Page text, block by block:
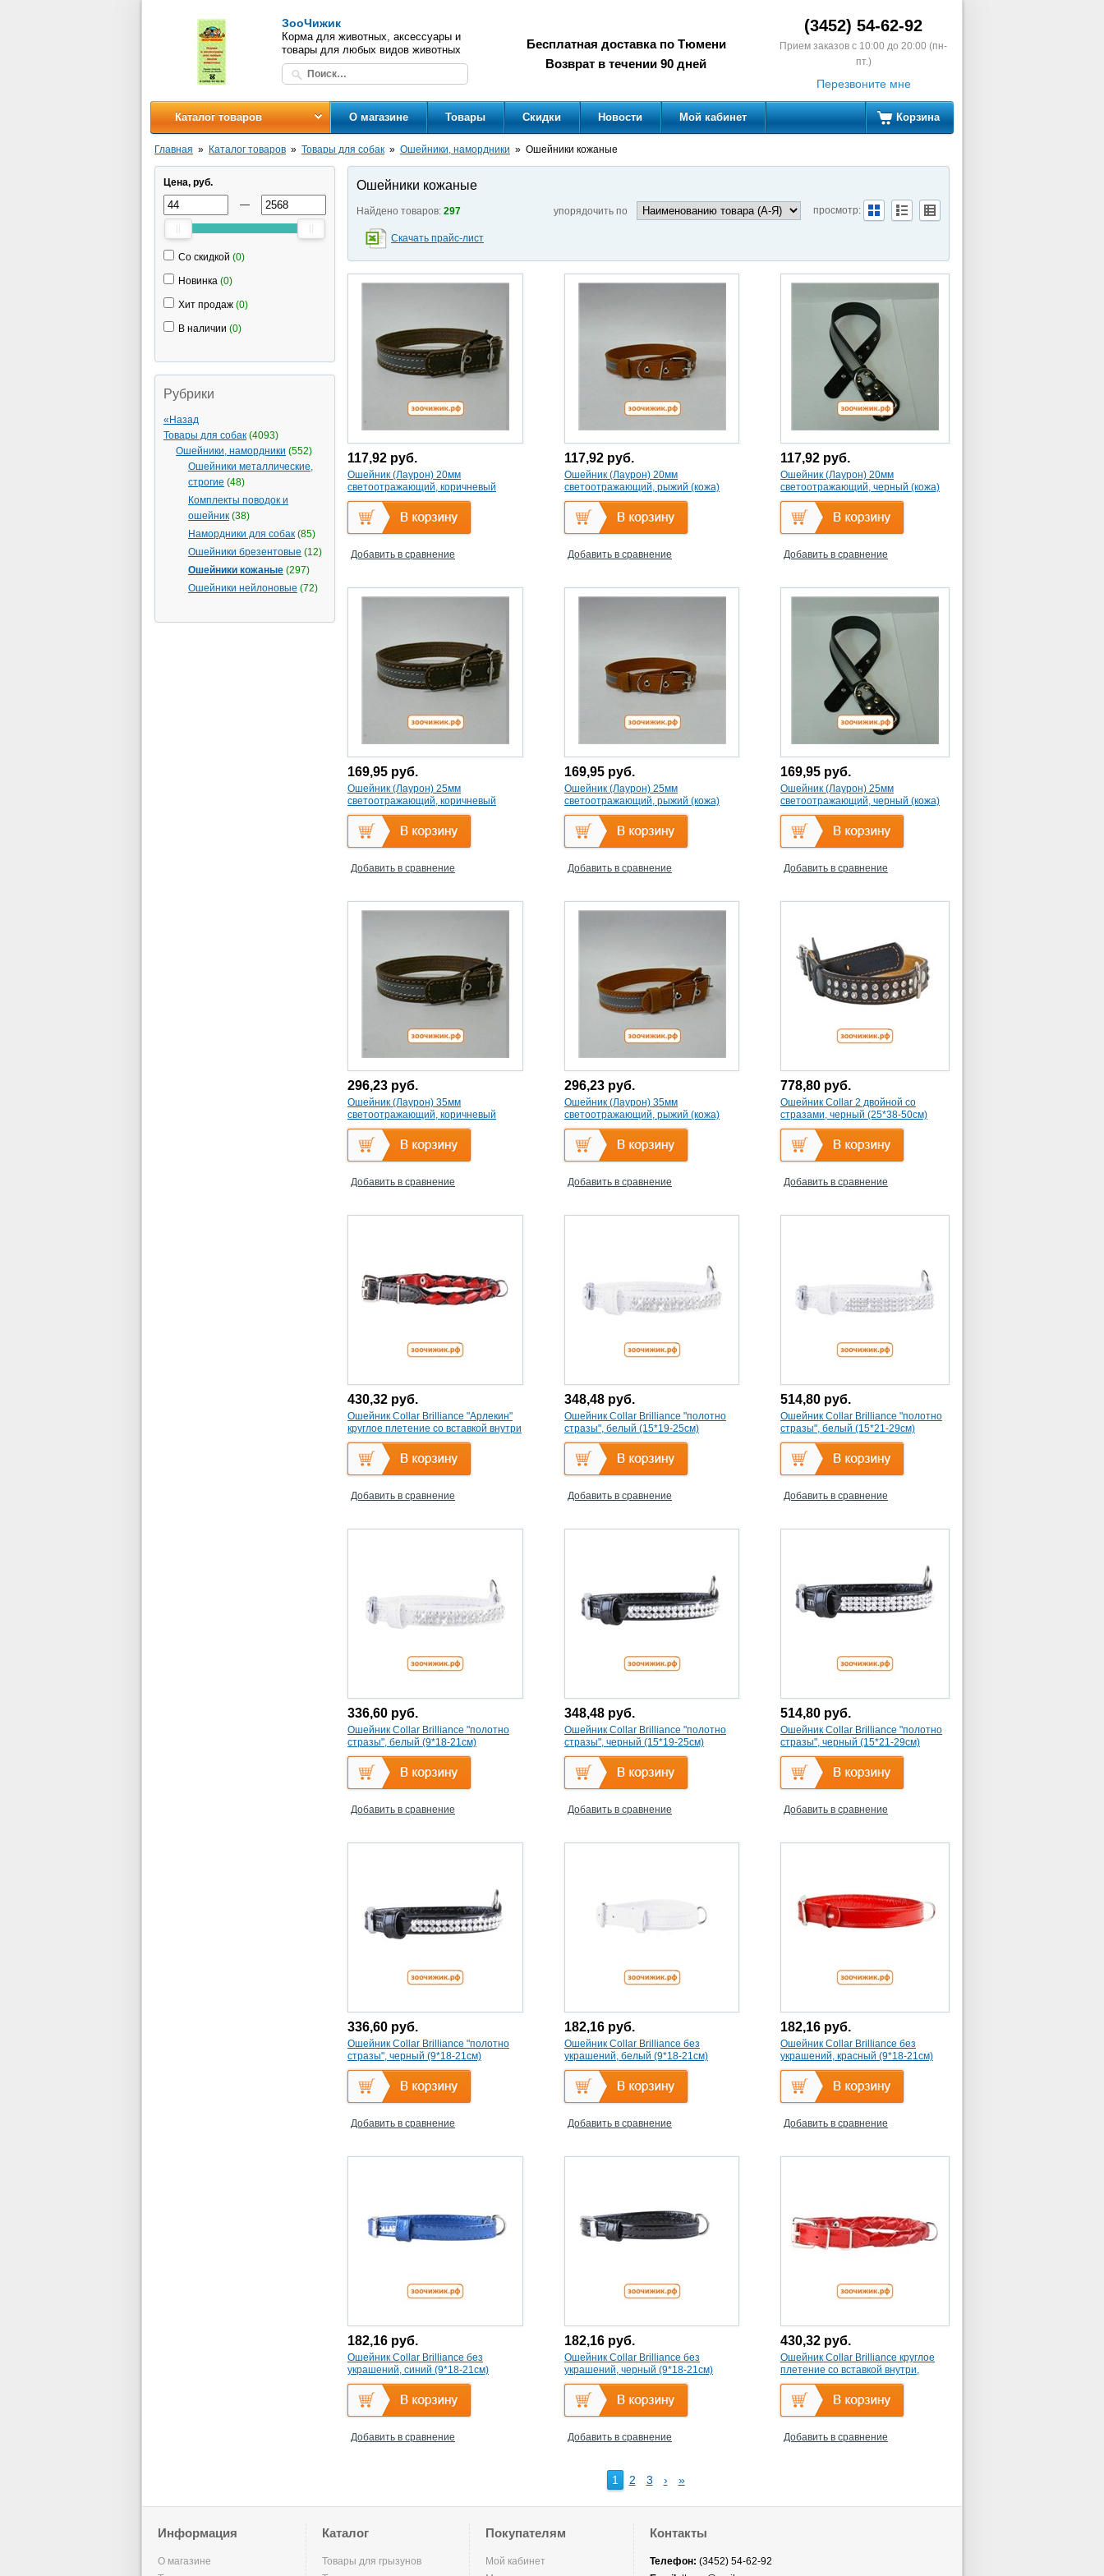
ЗооЧижик
Корма для животных, аксессуары и
товары для любых видов животных
Бесплатная доставка по Тюмени
Возврат в течении 90 дней
(3452) 54-62-92
Прием заказов с 10:00 до 20:00 (пн-
пт.)
Перезвоните мне
Каталог товаров Корзина
О магазине Товары Скидки Новости Мой кабинет
Главная Каталог товаров Товары для собак Ошейники, намордники Ошейники кожаные
Цена, руб.
—
Со скидкой (0)
Новинка (0)
Хит продаж (0)
В наличии (0)
Рубрики
«Назад
Товары для собак (4093)
Ошейники, намордники (552)
Ошейники металлические,
строгие (48)
Комплекты поводок и
ошейник (38)
Намордники для собак (85)
Ошейники брезентовые (12)
Ошейники кожаные (297)
Ошейники нейлоновые (72)
Ошейники кожаные
Найдено товаров: 297 упорядочить по просмотр:
Скачать прайс-лист
117,92 руб.
Ошейник (Лаурон) 20мм
светоотражающий, коричневый
(кожа) безразмерный
Добавить в сравнение
117,92 руб.
Ошейник (Лаурон) 20мм
светоотражающий, рыжий (кожа)
безразмерный
Добавить в сравнение
117,92 руб.
Ошейник (Лаурон) 20мм
светоотражающий, черный (кожа)
безразмерный
Добавить в сравнение
169,95 руб.
Ошейник (Лаурон) 25мм
светоотражающий, коричневый
(кожа) безразмерный
Добавить в сравнение
169,95 руб.
Ошейник (Лаурон) 25мм
светоотражающий, рыжий (кожа)
безразмерный
Добавить в сравнение
169,95 руб.
Ошейник (Лаурон) 25мм
светоотражающий, черный (кожа)
Добавить в сравнение
296,23 руб.
Ошейник (Лаурон) 35мм
светоотражающий, коричневый
(кожа)
Добавить в сравнение
296,23 руб.
Ошейник (Лаурон) 35мм
светоотражающий, рыжий (кожа)
Добавить в сравнение
778,80 руб.
Ошейник Collar 2 двойной со
стразами, черный (25*38-50см)
Добавить в сравнение
430,32 руб.
Ошейник Collar Brilliance "Арлекин"
круглое плетение со вставкой внутри
(14*30-38см)
Добавить в сравнение
348,48 руб.
Ошейник Collar Brilliance "полотно
стразы", белый (15*19-25см)
Добавить в сравнение
514,80 руб.
Ошейник Collar Brilliance "полотно
стразы", белый (15*21-29см)
Добавить в сравнение
336,60 руб.
Ошейник Collar Brilliance "полотно
стразы", белый (9*18-21см)
Добавить в сравнение
348,48 руб.
Ошейник Collar Brilliance "полотно
стразы", черный (15*19-25см)
Добавить в сравнение
514,80 руб.
Ошейник Collar Brilliance "полотно
стразы", черный (15*21-29см)
Добавить в сравнение
336,60 руб.
Ошейник Collar Brilliance "полотно
стразы", черный (9*18-21см)
Добавить в сравнение
182,16 руб.
Ошейник Collar Brilliance без
украшений, белый (9*18-21см)
Добавить в сравнение
182,16 руб.
Ошейник Collar Brilliance без
украшений, красный (9*18-21см)
Добавить в сравнение
182,16 руб.
Ошейник Collar Brilliance без
украшений, синий (9*18-21см)
Добавить в сравнение
182,16 руб.
Ошейник Collar Brilliance без
украшений, черный (9*18-21см)
Добавить в сравнение
430,32 руб.
Ошейник Collar Brilliance круглое
плетение со вставкой внутри,
красный (14*30-38см)
Добавить в сравнение
1 2 3 › »
Информация
О магазине
Каталог
Товары для грызунов
Покупателям
Мой кабинет
Контакты
Телефон: (3452) 54-62-92